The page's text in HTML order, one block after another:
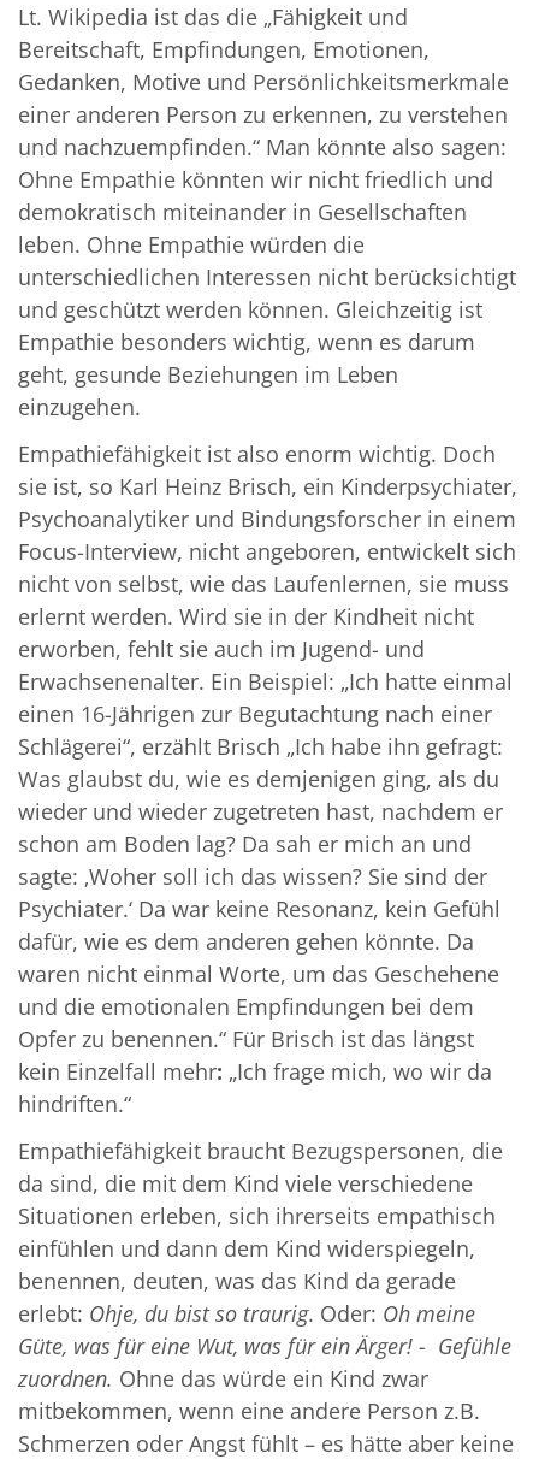
Lt. Wikipedia ist das die „Fähigkeit und
Bereitschaft, Empfindungen, Emotionen,
Gedanken, Motive und Persönlichkeitsmerkmale
einer anderen Person zu erkennen, zu verstehen
und nachzuempfinden.“ Man könnte also sagen:
Ohne Empathie könnten wir nicht friedlich und
demokratisch miteinander in Gesellschaften
leben. Ohne Empathie würden die
unterschiedlichen Interessen nicht berücksichtigt
und geschützt werden können. Gleichzeitig ist
Empathie besonders wichtig, wenn es darum
geht, gesunde Beziehungen im Leben
einzugehen.
Empathiefähigkeit ist also enorm wichtig. Doch
sie ist, so Karl Heinz Brisch, ein Kinderpsychiater,
Psychoanalytiker und Bindungsforscher in einem
Focus-Interview, nicht angeboren, entwickelt sich
nicht von selbst, wie das Laufenlernen, sie muss
erlernt werden. Wird sie in der Kindheit nicht
erworben, fehlt sie auch im Jugend- und
Erwachsenenalter. Ein Beispiel: „Ich hatte einmal
einen 16-Jährigen zur Begutachtung nach einer
Schlägerei“, erzählt Brisch „Ich habe ihn gefragt:
Was glaubst du, wie es demjenigen ging, als du
wieder und wieder zugetreten hast, nachdem er
schon am Boden lag? Da sah er mich an und
sagte: ‚Woher soll ich das wissen? Sie sind der
Psychiater.‘ Da war keine Resonanz, kein Gefühl
dafür, wie es dem anderen gehen könnte. Da
waren nicht einmal Worte, um das Geschehene
und die emotionalen Empfindungen bei dem
Opfer zu benennen.“ Für Brisch ist das längst
kein Einzelfall mehr: „Ich frage mich, wo wir da
hindriften.“
Empathiefähigkeit braucht Bezugspersonen, die
da sind, die mit dem Kind viele verschiedene
Situationen erleben, sich ihrerseits empathisch
einfühlen und dann dem Kind widerspiegeln,
benennen, deuten, was das Kind da gerade
erlebt: Ohje, du bist so traurig. Oder: Oh meine
Güte, was für eine Wut, was für ein Ärger! - Gefühle
zuordnen. Ohne das würde ein Kind zwar
mitbekommen, wenn eine andere Person z.B.
Schmerzen oder Angst fühlt – es hätte aber keine